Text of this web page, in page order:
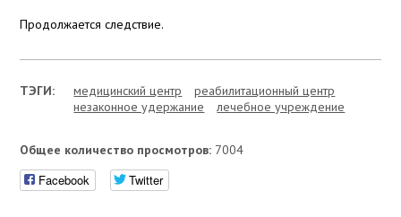
Продолжается следствие.
ТЭГИ: медицинский центр
реабилитационный центр
незаконное удержание
лечебное учреждение
Общее количество просмотров: 7004
Facebook Twitter